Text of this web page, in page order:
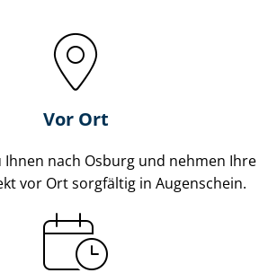
Vor Ort
nach Osburg und nehmen Ihre
vor Ort sorgfältig in Augenschein.